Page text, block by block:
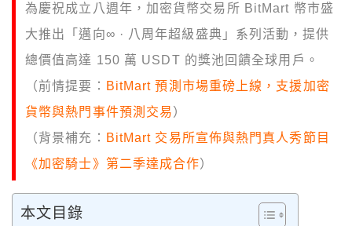
為慶祝成立八週年，加密貨幣交易所 BitMart 幣市盛
大推出「邁向∞ · 八周年超級盛典」系列活動，提供
總價值高達 150 萬 USDT 的獎池回饋全球用戶。
（前情提要： BitMart 預測市場重磅上線，支援加密
貨幣與熱門事件預測交易）
（背景補充： BitMart 交易所宣佈與熱門真人秀節目
《加密騎士》第二季達成合作）
本文目錄